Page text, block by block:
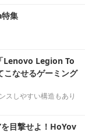
集
Lenovo Legion To
なせるゲーミング
スしやすい構造もあり
目撃せよ！HoYov